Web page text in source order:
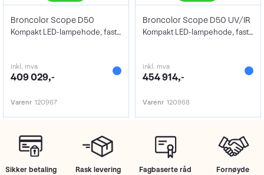
Broncolor Scope D50
Kompakt LED-lampehode, fastlys
inkl. mva
409 029,-
Varenr 120967
Broncolor Scope D50 UV/IR
Kompakt LED-lampehode, fastlys
inkl. mva
454 914,-
Varenr 120968
Sikker betaling Rask levering Fagbaserte råd
Fornøyde